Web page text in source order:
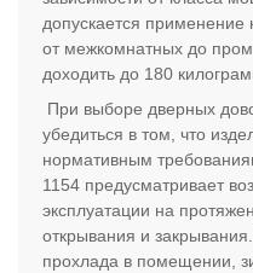
допускается
от межкомнатных до
доходить до 180
При выборе дверных
убедиться в том, что
нормативным
1154 предусматривает
эксплуатации на
открывания и
прохлада в помещении,